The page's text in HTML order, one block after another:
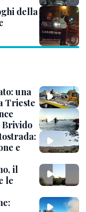
della
una
Trieste
Brivido
e
il
le